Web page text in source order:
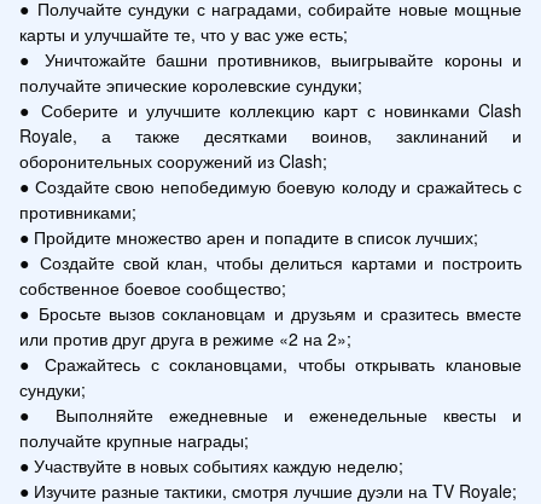
● Получайте сундуки с наградами, собирайте новые мощные
карты и улучшайте те, что у вас уже есть;
● Уничтожайте башни противников, выигрывайте короны и
получайте эпические королевские сундуки;
● Соберите и улучшите коллекцию карт с новинками Clash
Royale, а также десятками воинов, заклинаний и
оборонительных сооружений из Clash;
● Создайте свою непобедимую боевую колоду и сражайтесь с
противниками;
● Пройдите множество арен и попадите в список лучших;
● Создайте свой клан, чтобы делиться картами и построить
собственное боевое сообщество;
● Бросьте вызов соклановцам и друзьям и сразитесь вместе
или против друг друга в режиме «2 на 2»;
● Сражайтесь с соклановцами, чтобы открывать клановые
сундуки;
● Выполняйте ежедневные и еженедельные квесты и
получайте крупные награды;
● Участвуйте в новых событиях каждую неделю;
● Изучите разные тактики, смотря лучшие дуэли на TV Royale;